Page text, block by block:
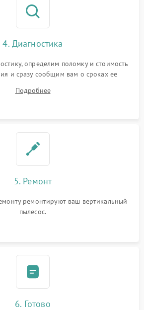
4. Диагностика
определим поломку и стоимость
и сразу сообщим вам о сроках ее
Подробнее
5. Ремонт
ремонтируют ваш вертикальный
пылесос.
6. Готово